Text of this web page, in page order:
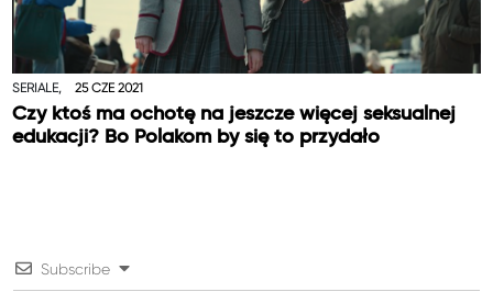
SERIALE, 25 CZE 2021
Czy ktoś ma ochotę na jeszcze więcej seksualnej
edukacji? Bo Polakom by się to przydało
Subscribe